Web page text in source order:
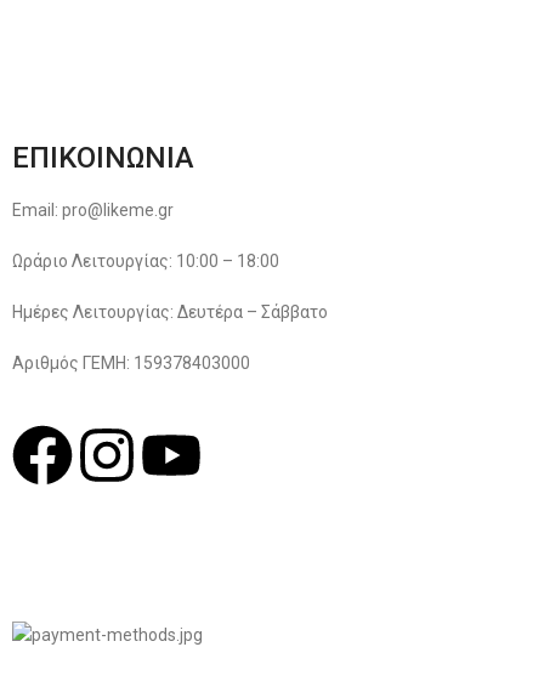
ΕΠΙΚΟΙΝΩΝΙΑ
Email: pro@likeme.gr
Ωράριο Λειτουργίας: 10:00 – 18:00
Ημέρες Λειτουργίας: Δευτέρα – Σάββατο
Αριθμός ΓΕΜΗ: 159378403000